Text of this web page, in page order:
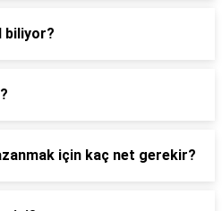
biliyor?
için kaç net gerekir?